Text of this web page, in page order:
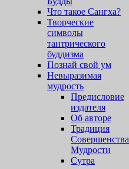
Что такое Сангха?
Творческие
символы
тантрического
буддизма
Познай свой ум
Невыразимая
мудрость
Предисловие
издателя
Об авторе
Традиция
Совершенства
Мудрости
Сутра